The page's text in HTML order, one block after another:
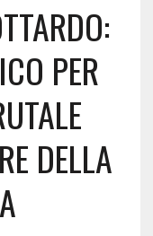
PER
DELLA